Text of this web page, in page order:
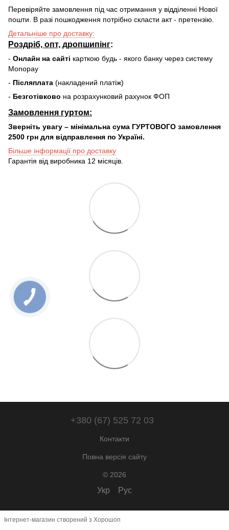
Перевіряйте замовлення під час отримання у відділенні Нової
пошти. В разі пошкодження потрібно скласти акт - претензію.
Детальніше про доставку:
Роздріб, опт, дропшипінг:
- Онлайн на сайті карткою будь - якого банку через систему
Monopay
- Післяплата (накладений платіж)
- Безготівково на розрахунковий рахунок ФОП
Замовлення гуртом:
Зверніть увагу – мінімальна сума ГУРТОВОГО замовлення
2500 грн для відправлення по Україні.
Більше інформації про доставку
Гарантія від виробника 12 місяців.
+380 (67) 525 72 03
Контакти
Повна версія сайту
© 2026
Укр Рус
Інтернет-магазин створений з Хорошоп